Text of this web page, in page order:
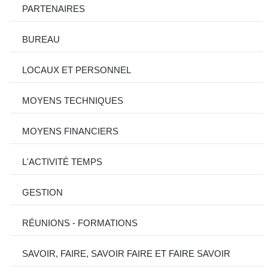
PARTENAIRES
BUREAU
LOCAUX ET PERSONNEL
MOYENS TECHNIQUES
MOYENS FINANCIERS
L'ACTIVITÉ TEMPS
GESTION
RÉUNIONS - FORMATIONS
SAVOIR, FAIRE, SAVOIR FAIRE ET FAIRE SAVOIR